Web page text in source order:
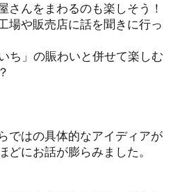
さんをまわるのも楽しそう！
場や販売店に話を聞きに行っ
ち」の賑わいと併せて楽しむ
ではの具体的なアイディアが
どにお話が膨らみました。